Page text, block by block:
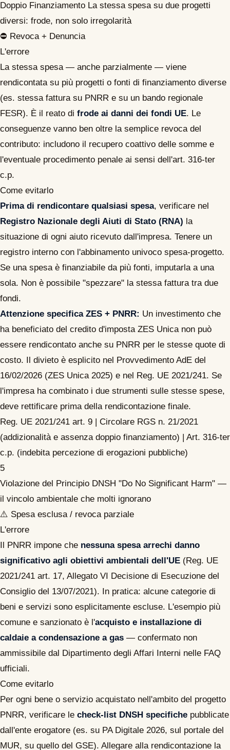
Doppio Finanziamento La stessa spesa su due progetti
diversi: frode, non solo irregolarità
⛔ Revoca + Denuncia
L'errore
La stessa spesa — anche parzialmente — viene
rendicontata su più progetti o fonti di finanziamento diverse
(es. stessa fattura su PNRR e su un bando regionale
FESR). È il reato di frode ai danni dei fondi UE. Le
conseguenze vanno ben oltre la semplice revoca del
contributo: includono il recupero coattivo delle somme e
l'eventuale procedimento penale ai sensi dell'art. 316-ter
c.p.
Come evitarlo
Prima di rendicontare qualsiasi spesa, verificare nel
Registro Nazionale degli Aiuti di Stato (RNA) la
situazione di ogni aiuto ricevuto dall'impresa. Tenere un
registro interno con l'abbinamento univoco spesa-progetto.
Se una spesa è finanziabile da più fonti, imputarla a una
sola. Non è possibile "spezzare" la stessa fattura tra due
fondi.
Attenzione specifica ZES + PNRR: Un investimento che
ha beneficiato del credito d'imposta ZES Unica non può
essere rendicontato anche su PNRR per le stesse quote di
costo. Il divieto è esplicito nel Provvedimento AdE del
16/02/2026 (ZES Unica 2025) e nel Reg. UE 2021/241. Se
l'impresa ha combinato i due strumenti sulle stesse spese,
deve rettificare prima della rendicontazione finale.
Reg. UE 2021/241 art. 9 | Circolare RGS n. 21/2021
(addizionalità e assenza doppio finanziamento) | Art. 316-ter
c.p. (indebita percezione di erogazioni pubbliche)
5
Violazione del Principio DNSH "Do No Significant Harm" —
il vincolo ambientale che molti ignorano
⚠️ Spesa esclusa / revoca parziale
L'errore
Il PNRR impone che nessuna spesa arrechi danno
significativo agli obiettivi ambientali dell'UE (Reg. UE
2021/241 art. 17, Allegato VI Decisione di Esecuzione del
Consiglio del 13/07/2021). In pratica: alcune categorie di
beni e servizi sono esplicitamente escluse. L'esempio più
comune e sanzionato è l'acquisto e installazione di
caldaie a condensazione a gas — confermato non
ammissibile dal Dipartimento degli Affari Interni nelle FAQ
ufficiali.
Come evitarlo
Per ogni bene o servizio acquistato nell'ambito del progetto
PNRR, verificare le check-list DNSH specifiche pubblicate
dall'ente erogatore (es. su PA Digitale 2026, sul portale del
MUR, su quello del GSE). Allegare alla rendicontazione la